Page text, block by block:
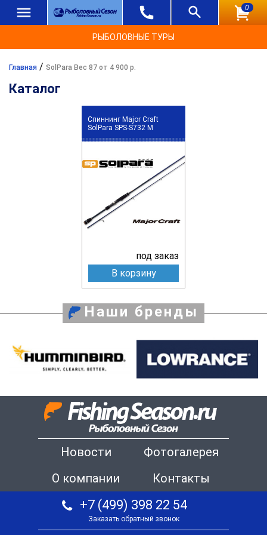
0
РЫБОЛОВНЫЕ ТУРЫ
Главная / SolPara Вес 87 от 4 900 р.
Каталог
Спиннинг Major Craft
SolPara SPS-S732 M
под заказ
В корзину
Наши бренды
Новости
Фотогалерея
О компании
Контакты
+7 (499) 398 22 54
Заказать обратный звонок